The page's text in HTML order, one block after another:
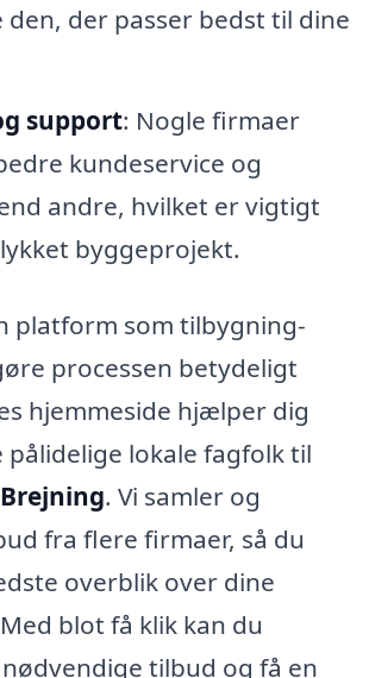
der passer bedst til dine
support: Nogle firmaer
kundeservice og
andre, hvilket er vigtigt
byggeprojekt.
platform som tilbygning-
processen betydeligt
hjemmeside hjælper dig
pålidelige lokale fagfolk til
. Vi samler og
fra flere firmaer, så du
overblik over dine
blot få klik kan du
tilbud og få en